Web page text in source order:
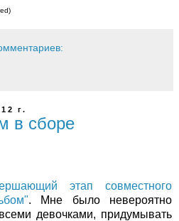
г.
в сборе
этап совместного
. Мне было невероятно
девочками, придумывать